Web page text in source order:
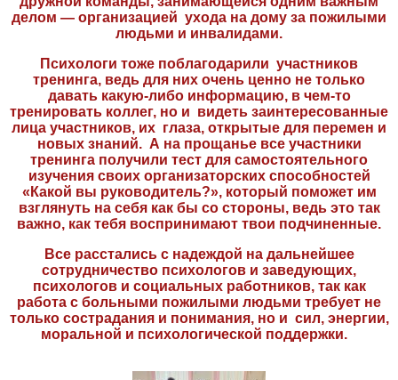
делом — организацией ухода на дому за пожилыми
людьми и инвалидами.
Психологи тоже поблагодарили участников
тренинга, ведь для них очень ценно не только
давать какую-либо информацию, в чем-то
тренировать коллег, но и видеть заинтересованные
лица участников, их глаза, открытые для перемен и
новых знаний. А на прощанье все участники
тренинга получили тест для самостоятельного
изучения своих организаторских способностей
«Какой вы руководитель?», который поможет им
взглянуть на себя как бы со стороны, ведь это так
важно, как тебя воспринимают твои подчиненные.
Все расстались с надеждой на дальнейшее
сотрудничество психологов и заведующих,
психологов и социальных работников, так как
работа с больными пожилыми людьми требует не
только сострадания и понимания, но и сил, энергии,
моральной и психологической поддержки.